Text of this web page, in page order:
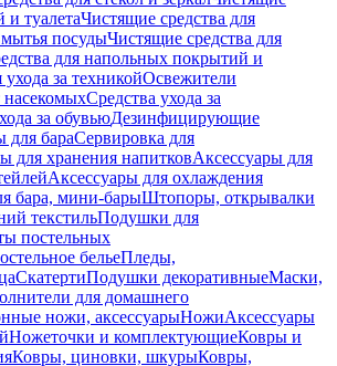
и туалетаЧистящие средства для
посудыЧистящие средства для
для напольных покрытий и
за техникойОсвежители
насекомыхСредства ухода за
за обувьюДезинфицирующие
для бараСервировка для
для хранения напитковАксессуары для
Аксессуары для охлаждения
бара, мини-барыШтопоры, открывалки
текстильПодушки для
постельных
бельеПледы,
СкатертиПодушки декоративныеМаски,
для домашнего
ножи, аксессуарыНожиАксессуары
Ножеточки и комплектующиеКовры и
Ковры, циновки, шкурыКовры,